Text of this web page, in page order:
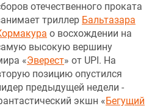
отечественного проката
триллер Бальтазара
о восхождении на
высокую вершину
«Эверест» от UPI. На
позицию опустился
предыдущей недели -
экшн «Бегущий